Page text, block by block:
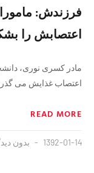
فرزندش:
اعتصابش را
اعتصاب غذایش می
READ MORE
1392-01-14 بدون